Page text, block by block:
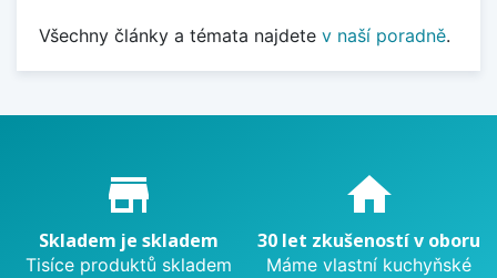
Všechny články a témata najdete v naší poradně.
Proč nakupovat u nás?
store_mall_directory
Skladem je skladem
Tisíce produktů skladem
home
30 let zkušeností v oboru
Máme vlastní kuchyňské